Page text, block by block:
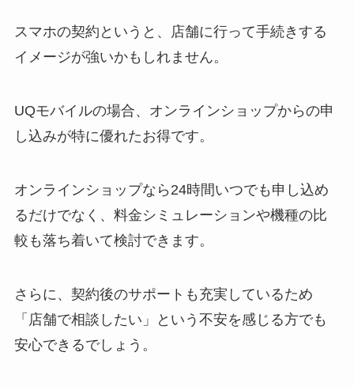
スマホの契約というと、店舗に行って手続きする
イメージが強いかもしれません。
UQモバイルの場合、オンラインショップからの申
し込みが特に優れたお得です。
オンラインショップなら24時間いつでも申し込め
るだけでなく、料金シミュレーションや機種の比
較も落ち着いて検討できます。
さらに、契約後のサポートも充実しているため
「店舗で相談したい」という不安を感じる方でも
安心できるでしょう。